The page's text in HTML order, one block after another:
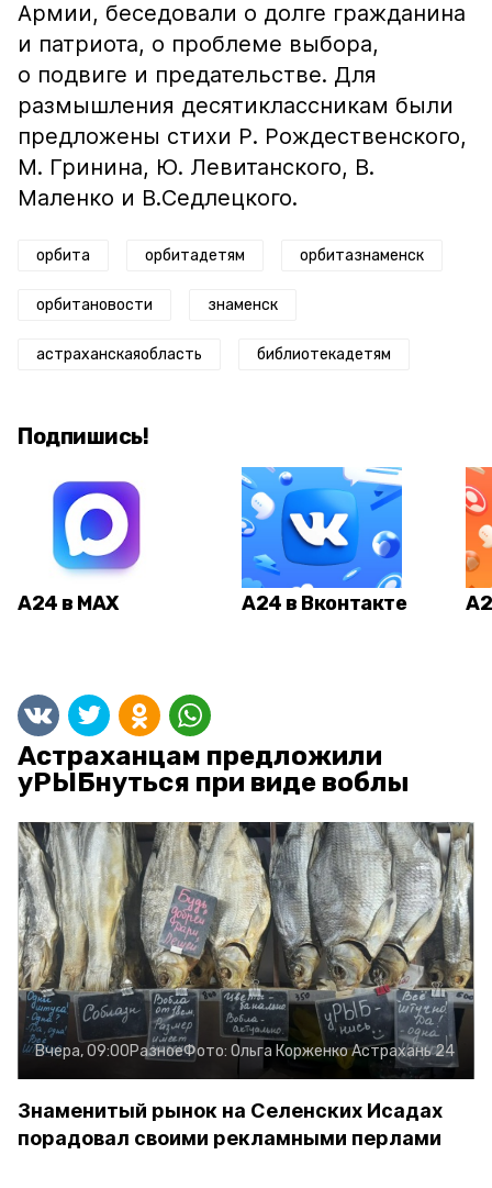
Армии, беседовали о долге гражданина
и патриота, о проблеме выбора,
о подвиге и предательстве. Для
размышления десятиклассникам были
предложены стихи Р. Рождественского,
М. Гринина, Ю. Левитанского, В.
Маленко и В.Седлецкого.
орбита орбитадетям орбитазнаменск
орбитановости знаменск
астраханскаяобласть библиотекадетям
Подпишись!
А24 в MAX А24 в Вконтакте
Астраханцам предложили
уРЫБнуться при виде воблы
Вчера, 09:00РазноеФото: Ольга КорженкоАстрахань 24
Знаменитый рынок на Селенских Исадах
порадовал своими рекламными перлами